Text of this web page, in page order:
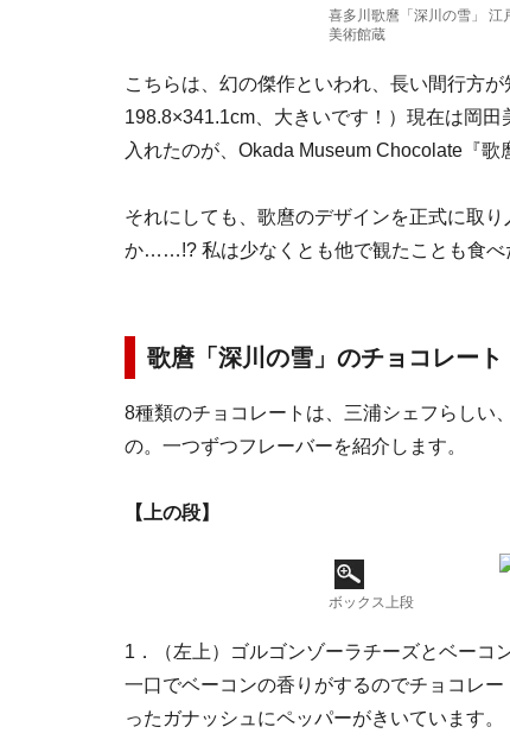
喜多川歌麿「深川の雪」
美術館蔵
こちらは、幻の傑作といわれ、長い間行方
198.8×341.1cm、大きいです！）現在は岡
入れたのが、Okada Museum Chocolate『歌
それにしても、歌麿のデザインを正式に取
か……!? 私は少なくとも他で観たことも食べ
歌麿「深川の雪」のチョコレート
8種類のチョコレートは、三浦シェフらしい
の。一つずつフレーバーを紹介します。
【上の段】
ボックス上段
1．（左上）ゴルゴンゾーラチーズとベーコ
一口でベーコンの香りがするのでチョコレ
ったガナッシュにペッパーがきいています。